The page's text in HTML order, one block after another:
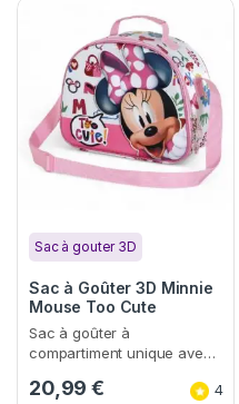
Sac à gouter 3D
Sac à Goûter 3D Minnie
Mouse Too Cute
Sac à goûter à
compartiment unique ave…
20,99€ 4